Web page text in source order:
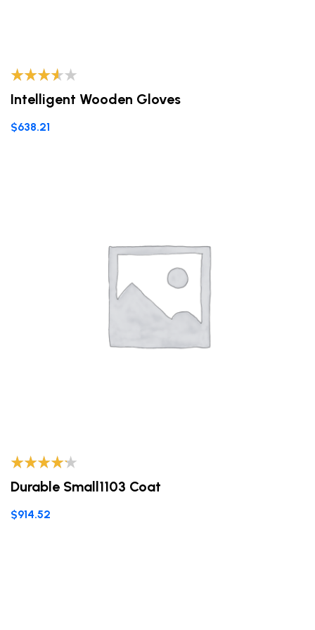
Valorado
con3.40
Intelligent Wooden Gloves
$638.21
Valorado
con4.00
Durable Small1103 Coat
$914.52